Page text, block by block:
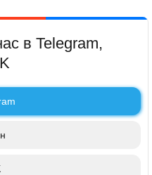
в Telegram,